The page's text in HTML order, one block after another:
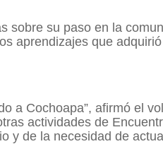
sobre su paso en la
aprendizajes que
a Cochoapa”, afirmó el
actividades de
y de la necesidad de